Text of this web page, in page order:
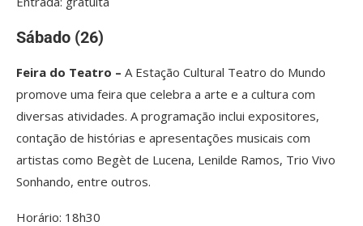
Sábado (26)
Feira do Teatro – A Estação Cultural Teatro do Mundo
promove uma feira que celebra a arte e a cultura com
diversas atividades. A programação inclui expositores,
contação de histórias e apresentações musicais com
artistas como Begèt de Lucena, Lenilde Ramos, Trio Vivo
Sonhando, entre outros.
Horário: 18h30